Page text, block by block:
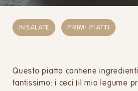
INSALATE PRIMI PIATTI
Questo piatto contiene
tantissimo: i ceci (il mio legume